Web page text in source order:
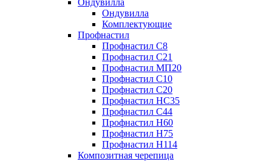
Ондувилла
Ондувилла
Комплектующие
Профнастил
Профнастил C8
Профнастил C21
Профнастил МП20
Профнастил C10
Профнастил C20
Профнастил НС35
Профнастил C44
Профнастил Н60
Профнастил Н75
Профнастил Н114
Композитная черепица